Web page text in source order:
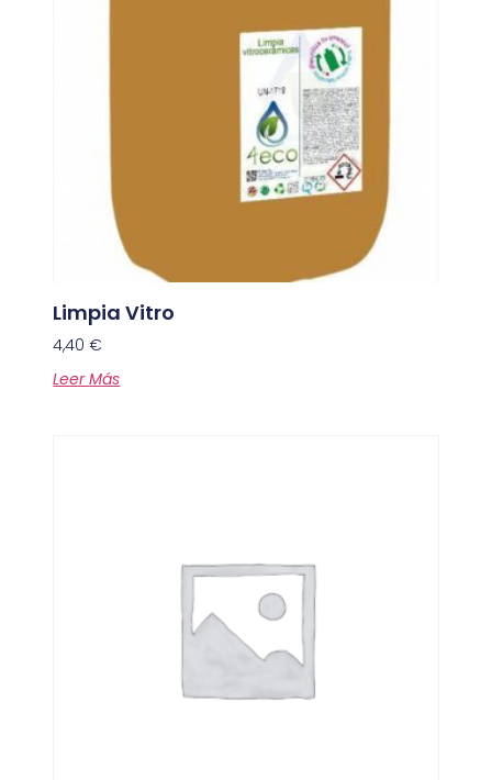
Limpia Vitro
4,40€
Leer Más